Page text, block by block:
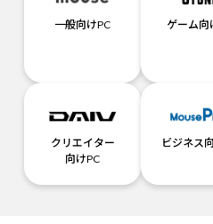
一般向けPC ゲーム向
クリエイター
向けPC
ビジネス